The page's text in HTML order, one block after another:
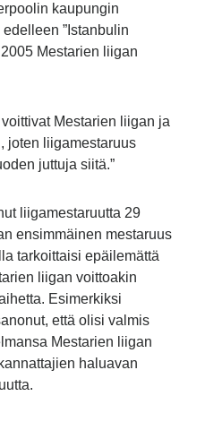
kaupungin
”Istanbulin
Mestarien liigan
Mestarien liigan ja
joten liigamestaruus
juttuja siitä.”
liigamestaruutta 29
ensimmäinen mestaruus
tarkoittaisi epäilemättä
liigan voittoakin
Esimerkiksi
että olisi valmis
Mestarien liigan
haluavan